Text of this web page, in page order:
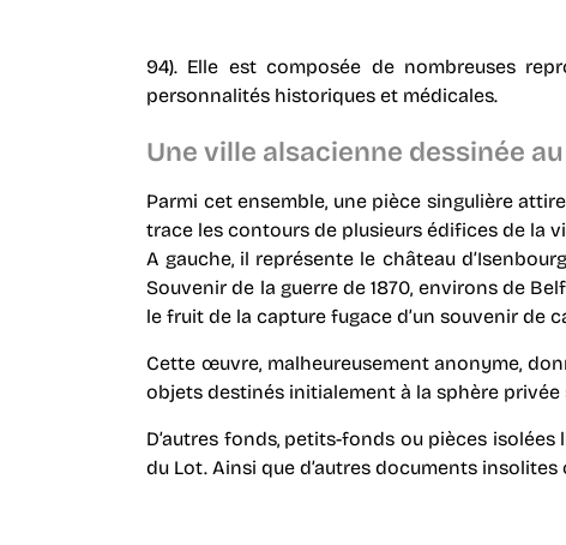
94). Elle est composée de nombreuses
personnalités historiques et médicales.
Une ville alsacienne dessinée
Parmi cet ensemble, une pièce singulière
trace les contours de plusieurs édifices de la
A gauche, il représente le château
Souvenir de la guerre de 1870, environs de
le fruit de la capture fugace d’un souvenir de
Cette œuvre, malheureusement anonyme,
objets destinés initialement à la sphère
D’autres fonds, petits-fonds ou pièces
du Lot. Ainsi que d’autres documents